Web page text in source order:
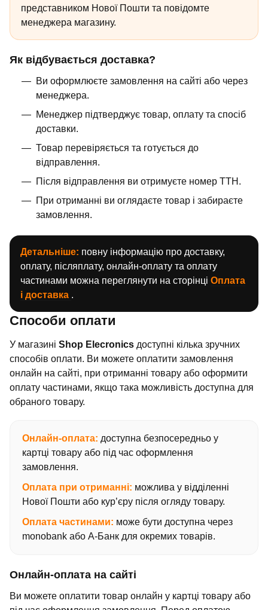
представником Нової Пошти та повідомте
менеджера магазину.
Як відбувається доставка?
Ви оформлюєте замовлення на сайті або через
менеджера.
Менеджер підтверджує товар, оплату та спосіб
доставки.
Товар перевіряється та готується до
відправлення.
Після відправлення ви отримуєте номер ТТН.
При отриманні ви оглядаєте товар і забираєте
замовлення.
Детальніше: повну інформацію про доставку,
оплату, післяплату, онлайн-оплату та оплату
частинами можна переглянути на сторінці Оплата
і доставка .
Способи оплати
У магазині Shop Elecronics доступні кілька зручних
способів оплати. Ви можете оплатити замовлення
онлайн на сайті, при отриманні товару або оформити
оплату частинами, якщо така можливість доступна для
обраного товару.
Онлайн-оплата: доступна безпосередньо у
картці товару або під час оформлення
замовлення.
Оплата при отриманні: можлива у відділенні
Нової Пошти або кур’єру після огляду товару.
Оплата частинами: може бути доступна через
monobank або А-Банк для окремих товарів.
Онлайн-оплата на сайті
Ви можете оплатити товар онлайн у картці товару або